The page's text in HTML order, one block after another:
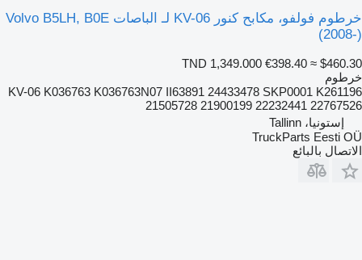
خرطوم فولفو، مكابح كنور KV-06 لـ الباصات Volvo B5LH, B0E
(2008-)
TND 1,349.000 €398.40 ≈ $460.30
خرطوم
KV-06 K036763 K036763N07 II63891 24433478 SKP0001 K261196
21505728 21900199 22232441 22767526
إستونيا، Tallinn
TruckParts Eesti OÜ
الاتصال بالبائع